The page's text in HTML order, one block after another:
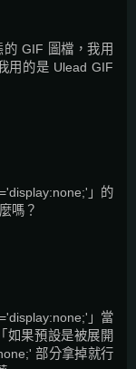
GIF 圖檔，我用
用的是 Ulead GIF
」的
嗎？
」當
如果預設是被展開
部分拿掉就行